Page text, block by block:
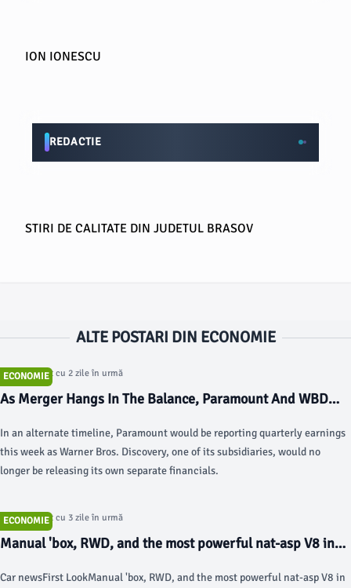
ION IONESCU
REDACTIE
STIRI DE CALITATE DIN JUDETUL BRASOV
ALTE POSTARI DIN ECONOMIE
ECONOMIE
Articol postat cu 2 zile în urmă
As Merger Hangs In The Balance, Paramount And WBD
In an alternate timeline, Paramount would be reporting quarterly earnings
this week as Warner Bros. Discovery, one of its subsidiaries, would no
longer be releasing its own separate financials.
ECONOMIE
Articol postat cu 3 zile în urmă
Manual 'box, RWD, and the most powerful nat-asp V8 in
Car newsFirst LookManual 'box, RWD, and the most powerful nat-asp V8 in